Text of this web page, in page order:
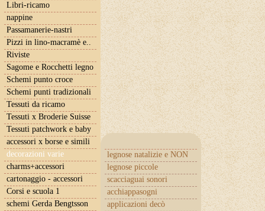
Libri-ricamo
nappine
Passamanerie-nastri
Pizzi in lino-macramè e..
Riviste
Sagome e Rocchetti legno
Schemi punto croce
Schemi punti tradizionali
Tessuti da ricamo
Tessuti x Broderie Suisse
Tessuti patchwork e baby
accessori x borse e simili
decorazioni varie
legnose natalizie e NON
legnose piccole
scacciaguai sonori
acchiappasogni
applicazioni decò
charms+accessori
cartonaggio - accessori
Corsi e scuola 1
schemi Gerda Bengtsson